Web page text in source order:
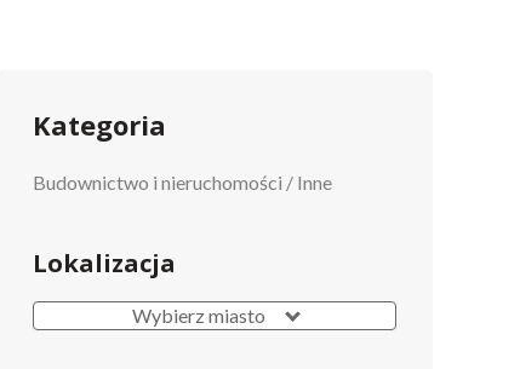
Kategoria
Budownictwo i nieruchomości / Inne
Lokalizacja
Wybierz miasto